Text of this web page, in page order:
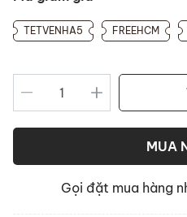
TETVENHA5 FREEHCM
MUA
Gọi đặt mua hàng